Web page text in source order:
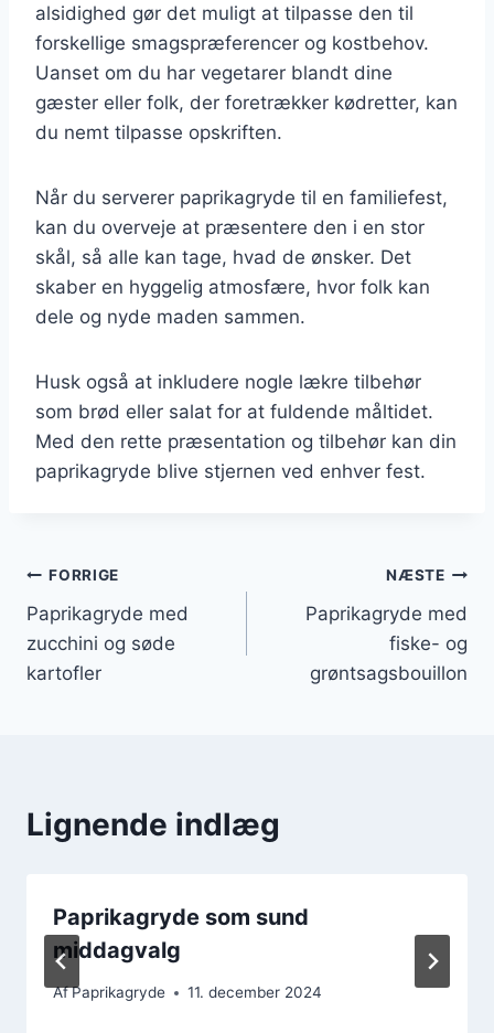
alsidighed gør det muligt at tilpasse den til
forskellige smagspræferencer og kostbehov.
Uanset om du har vegetarer blandt dine
gæster eller folk, der foretrækker kødretter, kan
du nemt tilpasse opskriften.
Når du serverer paprikagryde til en familiefest,
kan du overveje at præsentere den i en stor
skål, så alle kan tage, hvad de ønsker. Det
skaber en hyggelig atmosfære, hvor folk kan
dele og nyde maden sammen.
Husk også at inkludere nogle lækre tilbehør
som brød eller salat for at fuldende måltidet.
Med den rette præsentation og tilbehør kan din
paprikagryde blive stjernen ved enhver fest.
Indlægsnavigation
FORRIGE
Paprikagryde med
zucchini og søde
kartofler
NÆSTE
Paprikagryde med
fiske- og
grøntsagsbouillon
Lignende indlæg
Paprikagryde som sund
middagvalg
AfPaprikagryde 11. december 2024